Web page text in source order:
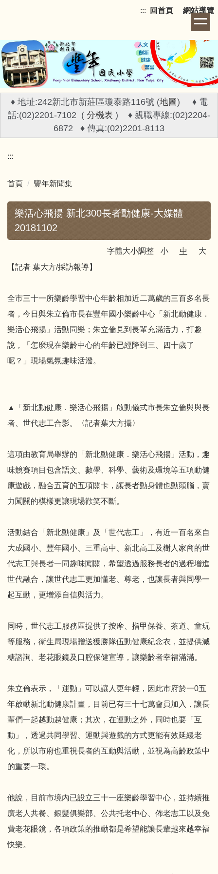
要
內
容
區
::: 回首頁 網站導覽
♦ 地址:242新北市新莊區瓊泰路116號 (地圖) ♦ 電
話:(02)2201-7102 ( 分機表 ) ♦ 親職專線:(02)2204-
6872 ♦ 傳真:(02)2201-8113
:::
首頁 豐年新聞集
樂活心飛揚 新北300長者動健康-大媒體
20181102
字體大小調整 小 中
大
【記者 葉大方/採訪報導】
全市三十一所樂齡學習中心年齡相加近二萬歲的三百多名長
者，今日與朱立倫市長在豐年國小樂齡中心「新北動健康．
樂活心飛揚」活動同樂；朱立倫見到長輩充滿活力，打趣
說，「怎麼現在樂齡中心的年齡已經降到三、四十歲了
呢？」現場氣氛趣味活潑。
▲「新北動健康．樂活心飛揚」啟動儀式市長朱立倫與與長
者、世代志工合影。〈記者葉大方攝〉
這項由教育局舉辦的「新北動健康．樂活心飛揚」活動，趣
味競賽項目包含語文、數學、科學、藝術及環境等五項動健
康遊戲，融合五育的五項關卡，讓長者動身體也動頭腦，賣
力闖關的模樣更讓現場歡笑不斷。
活動結合「新北動健康」及「世代志工」，有近一百名來自
大成國小、豐年國小、三重高中、新北高工及樹人家商的世
代志工與長者一同趣味闖關，希望透過服務長者的過程增進
世代融合，讓世代志工更加懂老、尊老，也讓長者與同學一
起互動，更增添自信與活力。
同時，世代志工服務區提供了按摩、指甲保養、茶道、童玩
等服務，衛生局現場贈送獲勝隊伍動健康紀念衣，並提供減
糖諮詢、老花眼鏡及口腔保健宣導，讓樂齡者幸福滿滿。
朱立倫表示，「運動」可以讓人更年輕，因此市府於一0五
年啟動新北動健康計畫，目前已有三十七萬會員加入，讓長
輩們一起越動越健康；其次，在運動之外，同時也要「互
動」，透過共同學習、運動與遊戲的方式更能有效延緩老
化，所以市府也重視長者的互動與活動，並視為高齡政策中
的重要一環。
他說，目前市境內已設立三十一座樂齡學習中心，並持續推
廣老人共餐、銀髮俱樂部、公共托老中心、佈老志工以及免
費老花眼鏡，各項政策的推動都是希望能讓長輩越來越幸福
快樂。